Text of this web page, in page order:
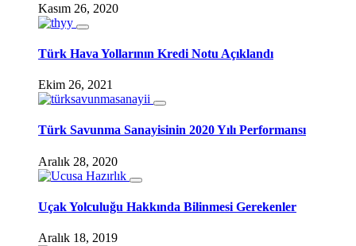
Kasım 26, 2020
Türk Hava Yollarının Kredi Notu Açıklandı
Ekim 26, 2021
Türk Savunma Sanayisinin 2020 Yılı Performansı
Aralık 28, 2020
Uçak Yolculuğu Hakkında Bilinmesi Gerekenler
Aralık 18, 2019